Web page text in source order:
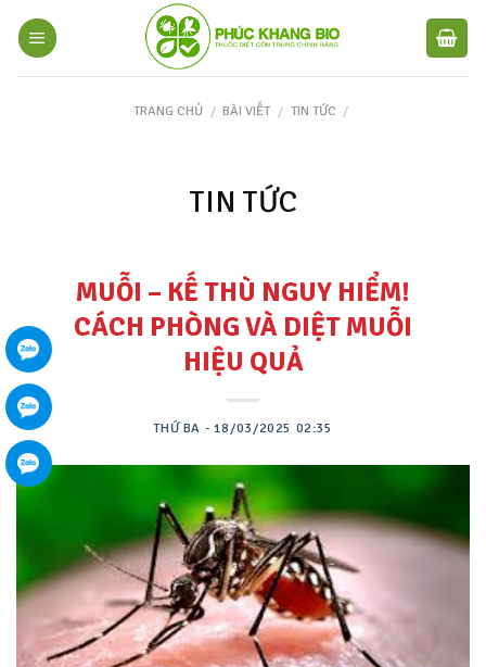
TRANG CHỦ / BÀI VIẾT / TIN TỨC /
TIN TỨC
MUỖI – KẾ THÙ NGUY HIỂM!
CÁCH PHÒNG VÀ DIỆT MUỖI
HIỆU QUẢ
THỨ BA - 18/03/2025 02:35